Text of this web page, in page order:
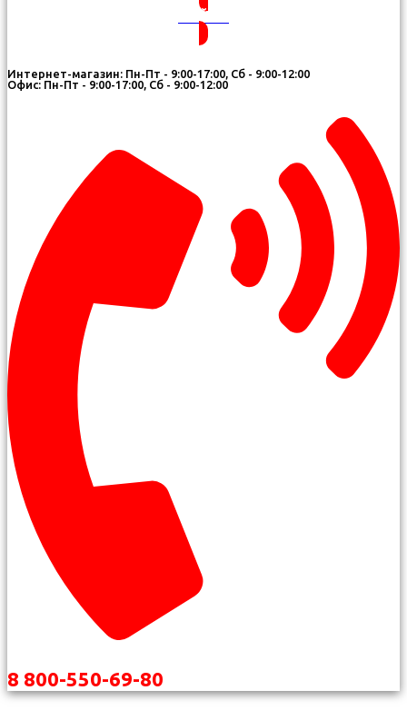
ВОЙТИ
Интернет-магазин: Пн-Пт - 9:00-17:00, Сб - 9:00-12:00
Офис: Пн-Пт - 9:00-17:00, Сб - 9:00-12:00
8 800-550-69-80